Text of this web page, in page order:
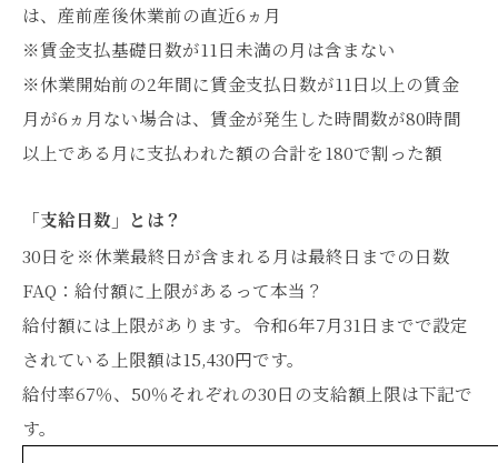
は、産前産後休業前の直近6ヵ月
※賃金支払基礎日数が11日未満の月は含まない
※休業開始前の2年間に賃金支払日数が11日以上の賃金
月が6ヵ月ない場合は、賃金が発生した時間数が80時間
以上である月に支払われた額の合計を180で割った額
「支給日数」とは？
30日を※休業最終日が含まれる月は最終日までの日数
FAQ：給付額に上限があるって本当？
給付額には上限があります。令和6年7月31日までで設定
されている上限額は15,430円です。
給付率67％、50％それぞれの30日の支給額上限は下記で
す。